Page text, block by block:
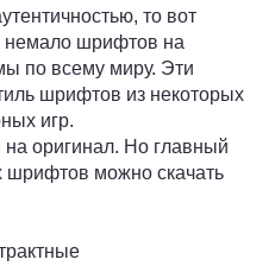
то вот
шрифтов на
по всему миру. Эти
шрифтов из некоторых
игр.
оригинал. Но главный
шрифтов можно скачать